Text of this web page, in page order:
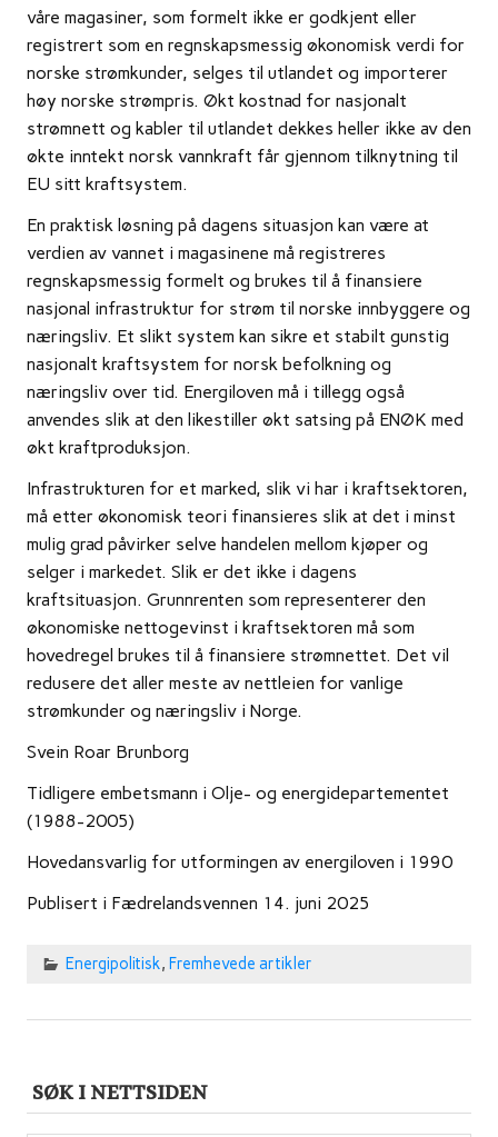
våre magasiner, som formelt ikke er godkjent eller
registrert som en regnskapsmessig økonomisk verdi for
norske strømkunder, selges til utlandet og importerer
høy norske strømpris. Økt kostnad for nasjonalt
strømnett og kabler til utlandet dekkes heller ikke av den
økte inntekt norsk vannkraft får gjennom tilknytning til
EU sitt kraftsystem.
En praktisk løsning på dagens situasjon kan være at
verdien av vannet i magasinene må registreres
regnskapsmessig formelt og brukes til å finansiere
nasjonal infrastruktur for strøm til norske innbyggere og
næringsliv. Et slikt system kan sikre et stabilt gunstig
nasjonalt kraftsystem for norsk befolkning og
næringsliv over tid. Energiloven må i tillegg også
anvendes slik at den likestiller økt satsing på ENØK med
økt kraftproduksjon.
Infrastrukturen for et marked, slik vi har i kraftsektoren,
må etter økonomisk teori finansieres slik at det i minst
mulig grad påvirker selve handelen mellom kjøper og
selger i markedet. Slik er det ikke i dagens
kraftsituasjon. Grunnrenten som representerer den
økonomiske nettogevinst i kraftsektoren må som
hovedregel brukes til å finansiere strømnettet. Det vil
redusere det aller meste av nettleien for vanlige
strømkunder og næringsliv i Norge.
Svein Roar Brunborg
Tidligere embetsmann i Olje- og energidepartementet
(1988-2005)
Hovedansvarlig for utformingen av energiloven i 1990
Publisert i Fædrelandsvennen 14. juni 2025
Energipolitisk, Fremhevede artikler
SØK I NETTSIDEN